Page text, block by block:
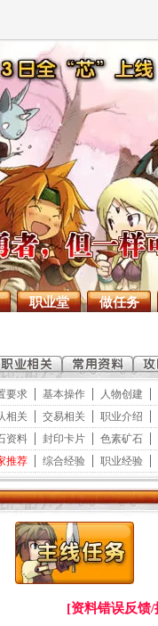
职业堂 做任务
[资料错误反馈